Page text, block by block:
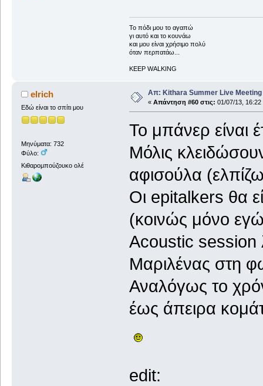
To πόδι μου το αγαπώ
γι αυτό και το κουνάω
και μου είναι χρήσιμο πολύ
όταν περπατάω...
KEEP WALKING
elrich
Εδώ είναι το σπίτι μου
Μηνύματα: 732
Φύλο:
Κιθαρομπούζουκο ολέ
Απ: Kithara Summer Live Meeting
« Απάντηση #60 στις: 01/07/13, 16:22
Το μπάνερ είναι
Μόλις
αφισούλα
Οι epitalkers θα
(κοινώς μόνο
Acoustic session
Μαριλένας στη
Αναλόγως το
έως άπειρα
edit: